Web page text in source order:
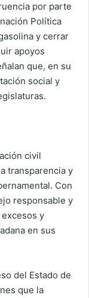
por parte
Política
y cerrar
apoyos
que, en su
social y
civil
transparencia y
Con
responsable y
y
en sus
del Estado de
que la